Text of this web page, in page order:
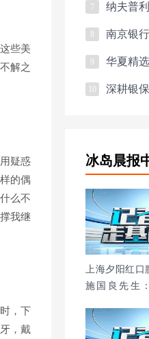
些美
解之
疑惑
的偶
么不
我继
，下
，戴
7 纳夫普
9
冰岛晨报
上海夕阳红口
施国良先生
福！